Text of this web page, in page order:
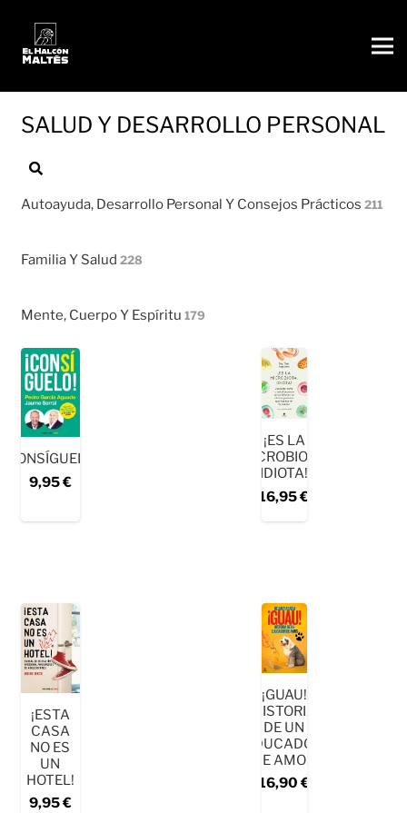
SALUD Y DESARROLLO PERSONAL
productos
Autoayuda, Desarrollo Personal Y Consejos Prácticos 211
Familia Y Salud 228
Mente, Cuerpo Y Espíritu 179
¡CONSÍGUELO!
9,95€
¡ES LA
MICROBIOTA,
IDIOTA!
16,95€
¡ESTA
CASA
NO ES
UN
HOTEL!
9,95€
¡GUAU!
HISTORIA
DE UN
EDUCADOR
DE AMOS
16,90 €